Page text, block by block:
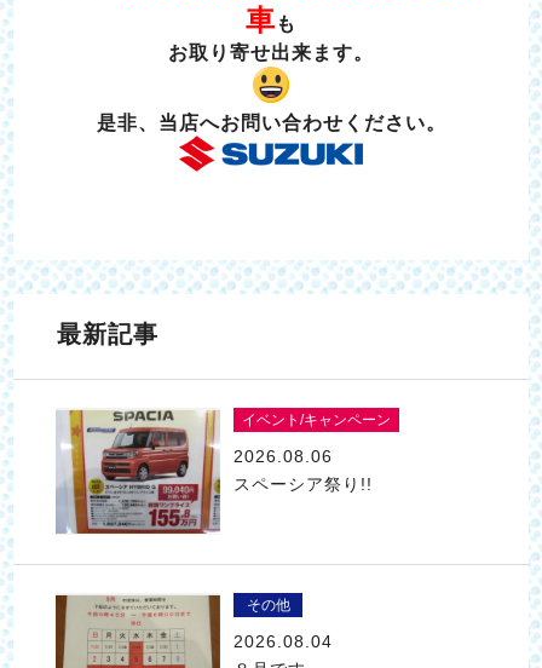
車 も
お取り寄せ出来ます。
是非、当店へお問い合わせください。
最新記事
イベント/キャンペーン
2026.08.06
スペーシア祭り!!
その他
2026.08.04